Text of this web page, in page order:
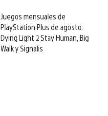
Juegos mensuales de
PlayStation Plus de agosto:
Dying Light 2 Stay Human, Big
Walk y Signalis